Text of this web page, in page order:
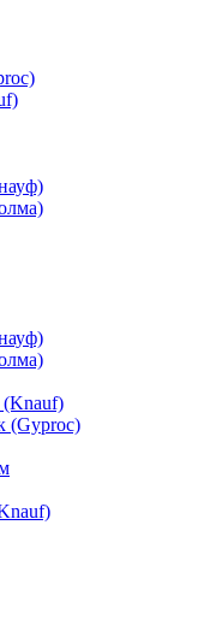
(Gyproc)